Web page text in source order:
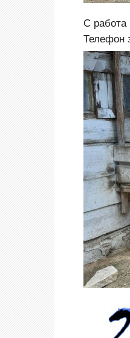
С работа
Телефон